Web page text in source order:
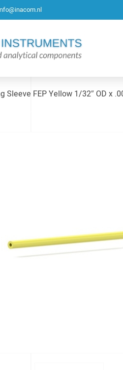
Sleeve FEP Yellow 1/32″ OD x